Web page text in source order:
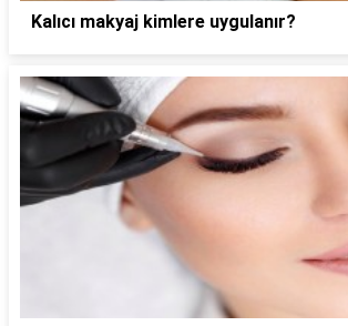
Kalıcı makyaj kimlere uygulanır?